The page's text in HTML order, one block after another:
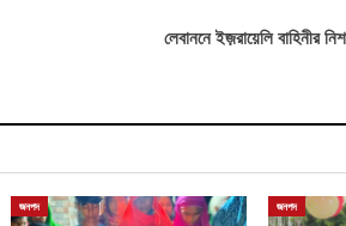
লেবাননে ইজ়রায়েলি বাহিনীর
জনপদ জনপদ